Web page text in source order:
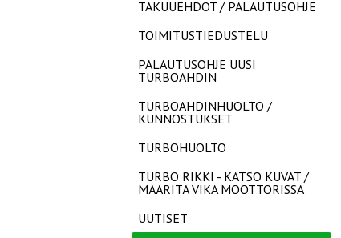
TAKUUEHDOT / PALAUTUSOHJE
TOIMITUSTIEDUSTELU
PALAUTUSOHJE UUSI
TURBOAHDIN
TURBOAHDINHUOLTO /
KUNNOSTUKSET
TURBOHUOLTO
TURBO RIKKI - KATSO KUVAT /
MÄÄRITÄ VIKA MOOTTORISSA
UUTISET